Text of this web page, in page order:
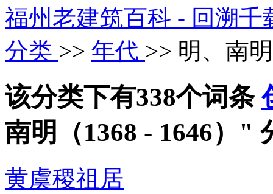
福州老建筑百科 - 回溯
分类 >> 年代 >> 明、南
该分类下有338个词条
南明（1368 - 1646）"
黄虞稷祖居